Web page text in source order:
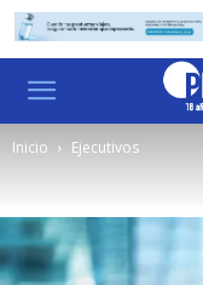
Inicio Ejecutivos